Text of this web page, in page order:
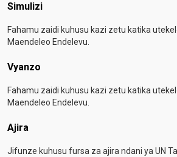
Simulizi
Fahamu zaidi kuhusu kazi zetu katika
Maendeleo Endelevu.
Vyanzo
Fahamu zaidi kuhusu kazi zetu katika
Maendeleo Endelevu.
Ajira
Jifunze kuhusu fursa za ajira ndani ya UN